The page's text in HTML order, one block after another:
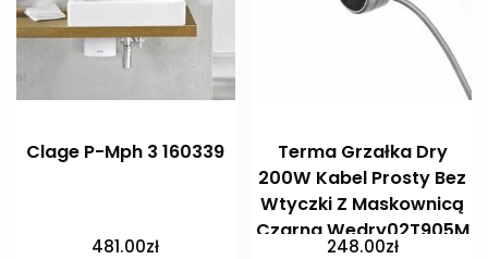
Clage P-Mph 3 160339
481.00zł
Terma Grzałka Dry
200W Kabel Prosty Bez
Wtyczki Z Maskownicą
Czarna Wedry02T905M
248.00zł